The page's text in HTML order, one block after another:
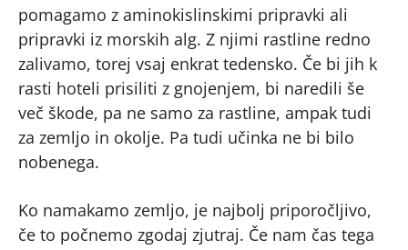
pomagamo z aminokislinskimi pripravki ali
pripravki iz morskih alg. Z njimi rastline redno
zalivamo, torej vsaj enkrat tedensko. Če bi jih k
rasti hoteli prisiliti z gnojenjem, bi naredili še
več škode, pa ne samo za rastline, ampak tudi
za zemljo in okolje. Pa tudi učinka ne bi bilo
nobenega.
Ko namakamo zemljo, je najbolj priporočljivo,
če to počnemo zgodaj zjutraj. Če nam čas tega